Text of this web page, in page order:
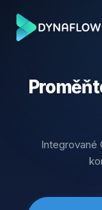
Integrované